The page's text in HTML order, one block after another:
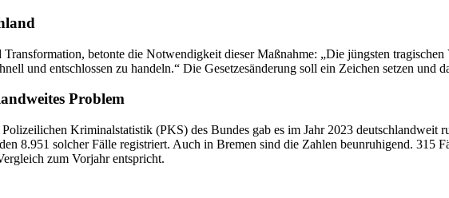
betonte die Notwendigkeit dieser Maßnahme: „Die jüngsten
und entschlossen zu handeln.“ Die Gesetzesänderung soll ein Zeichen setzen und
Problem
Kriminalstatistik (PKS) des Bundes gab es im Jahr 2023 deutschlandweit
8.951 solcher Fälle registriert. Auch in Bremen sind die Zahlen beunruhigend. 315
zum Vorjahr entspricht.